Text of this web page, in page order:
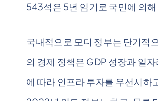
543석은 5년 임기로 국민에 의
국내적으로 모디 정부는 단기적
의 경제 정책은 GDP 성장과 일
에 따라 인프라 투자를 우선시하